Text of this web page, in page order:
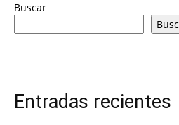
Buscar
Entradas recientes